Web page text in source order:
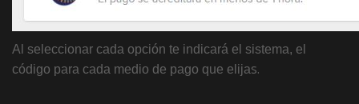
Al seleccionar cada opción te indicará el sistema, el
código para cada medio de pago que elijas.